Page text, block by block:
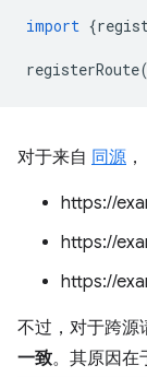
import {
registerRoute(
对于来自 同源
https://
https://
https://
不过，对于跨源
一致。其原因在